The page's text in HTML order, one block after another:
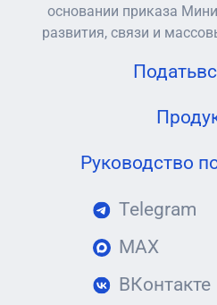
основании приказа
развития, связи и
Руководство
Telegram
MAX
ВКонтакте